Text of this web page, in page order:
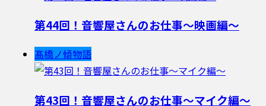
第44回！音響屋さんのお仕事〜映画編〜
髙橋ノ傾物語
第43回！音響屋さんのお仕事〜マイク編〜